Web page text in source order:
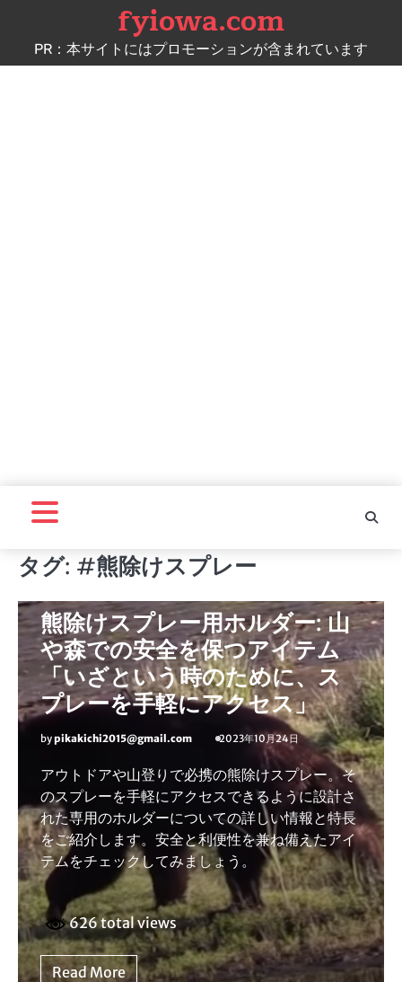
content
fyiowa.com
PR：本サイトにはプロモーションが含まれています
タグ: #熊除けスプレー
熊除けスプレー用ホルダー: 山
や森での安全を保つアイテム
「いざという時のために、ス
プレーを手軽にアクセス」
bypikakichi2015@gmail.com 2023年10月24日
アウトドアや山登りで必携の熊除けスプレー。そ
のスプレーを手軽にアクセスできるように設計さ
れた専用のホルダーについての詳しい情報と特長
をご紹介します。安全と利便性を兼ね備えたアイ
テムをチェックしてみましょう。
626 total views
Read More